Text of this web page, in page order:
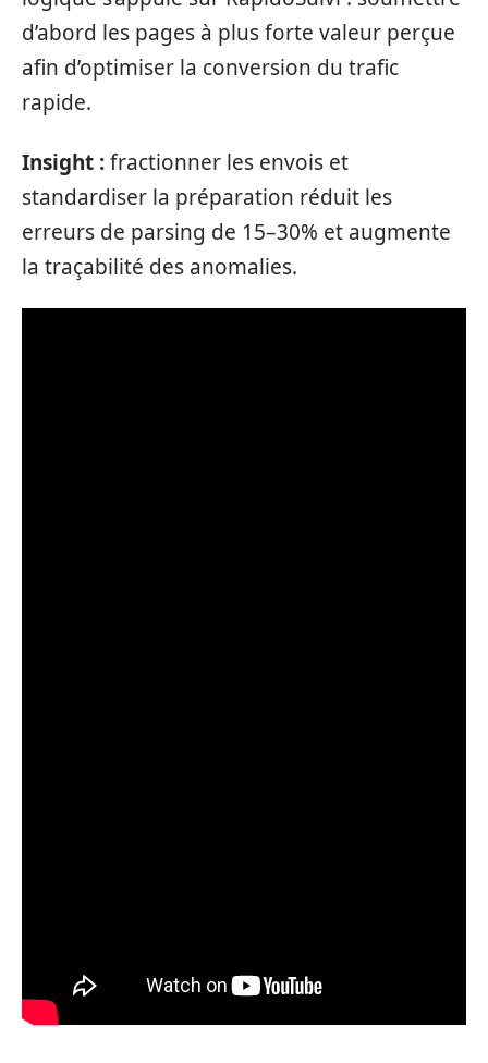
d’abord les pages à plus forte valeur perçue
afin d’optimiser la conversion du trafic
rapide.
Insight :fractionner les envois et
standardiser la préparation réduit les
erreurs de parsing de 15–30% et augmente
la traçabilité des anomalies.